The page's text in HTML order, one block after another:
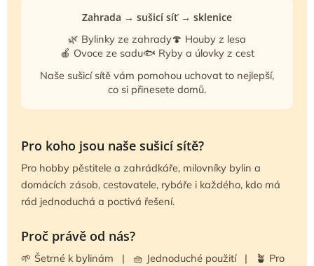
Zahrada → sušicí síť → sklenice
🌿 Bylinky ze zahrady🍄 Houby z lesa
🍎 Ovoce ze sadu🐟 Ryby a úlovky z cest
Naše sušicí sítě vám pomohou uchovat to nejlepší,
co si přinesete domů.
Pro koho jsou naše sušicí sítě?
Pro hobby pěstitele a zahrádkáře, milovníky bylin a
domácích zásob, cestovatele, rybáře i každého, kdo má
rád jednoduchá a poctivá řešení.
Proč právě od nás?
🌱 Šetrné k bylinám | 🧺 Jednoduché použití | 🪴 Pro